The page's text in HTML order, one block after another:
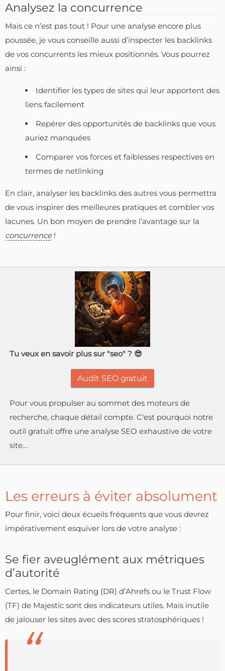
Analysez la concurrence
Mais ce n’est pas tout ! Pour une analyse encore plus
poussée, je vous conseille aussi d’inspecter les backlinks
de vos concurrents les mieux positionnés. Vous pourrez
ainsi :
Identifier les types de sites qui leur apportent des
liens facilement
Repérer des opportunités de backlinks que vous
auriez manquées
Comparer vos forces et faiblesses respectives en
termes de netlinking
En clair, analyser les backlinks des autres vous permettra
de vous inspirer des meilleures pratiques et combler vos
lacunes. Un bon moyen de prendre l’avantage sur la
concurrence!
Tu veux en savoir plus sur "seo" ? 😎
Audit SEO gratuit
Pour vous propulser au sommet des moteurs de
recherche, chaque détail compte. C'est pourquoi notre
outil gratuit offre une analyse SEO exhaustive de votre
site…
Les erreurs à éviter absolument
Pour finir, voici deux écueils fréquents que vous devrez
impérativement esquiver lors de votre analyse :
Se fier aveuglément aux métriques
d’autorité
Certes, le Domain Rating (DR) d’Ahrefs ou le Trust Flow
(TF) de Majestic sont des indicateurs utiles. Mais inutile
de jalouser les sites avec des scores stratosphériques !